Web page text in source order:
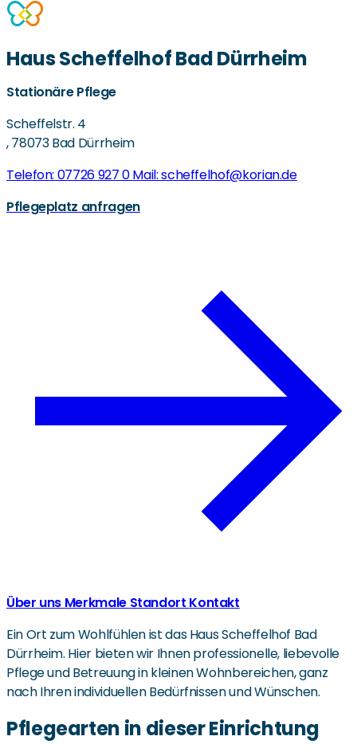
Haus Scheffelhof Bad Dürrheim
Stationäre Pflege
Scheffelstr. 4
,78073 Bad Dürrheim
Telefon: 07726 927 0Mail: scheffelhof@korian.de
Pflegeplatz anfragen
Über uns Merkmale Standort Kontakt
Ein Ort zum Wohlfühlen ist das Haus Scheffelhof Bad
Dürrheim. Hier bieten wir Ihnen professionelle, liebevolle
Pflege und Betreuung in kleinen Wohnbereichen, ganz
nach Ihren individuellen Bedürfnissen und Wünschen.
Pflegearten in dieser Einrichtung